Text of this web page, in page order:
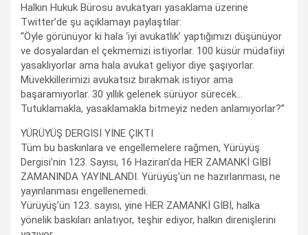
Halkın Hukuk Bürosu avukatyarı yasaklama üzerine
Twitter’de şu açıklamayı paylaştılar:
“Öyle görünüyor ki hala ‘iyi avukatlık’ yaptığımızı düşünüyor
ve dosyalardan el çekmemizi istiyorlar. 100 küsür müdafiiyi
yasaklıyorlar ama hala avukat geliyor diye şaşıyorlar.
Müvekkillerimizi avukatsız bırakmak istiyor ama
başaramıyorlar. 30 yıllık gelenek sürüyor sürecek…
Tutuklamakla, yasaklamakla bitmeyiz neden anlamıyorlar?”
YÜRÜYÜŞ DERGİSİ YİNE ÇIKTI
Tüm bu baskınlara ve engellemelere rağmen, Yürüyüş
Dergisi’nin 123. Sayısı, 16 Haziran’da HER ZAMANKİ GİBİ
ZAMANINDA YAYINLANDI. Yürüyüş’ün ne hazırlanması, ne
yayınlanması engellenemedi.
Yürüyüş’ün 123. sayısı, yine HER ZAMANKİ GİBİ, halka
yönelik baskıları anlatıyor, teşhir ediyor, halkın direnişlerini